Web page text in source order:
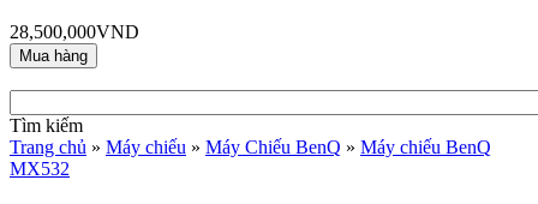
28,500,000VND
Tìm kiếm
Trang chủ » Máy chiếu » Máy Chiếu BenQ » Máy chiếu BenQ
MX532